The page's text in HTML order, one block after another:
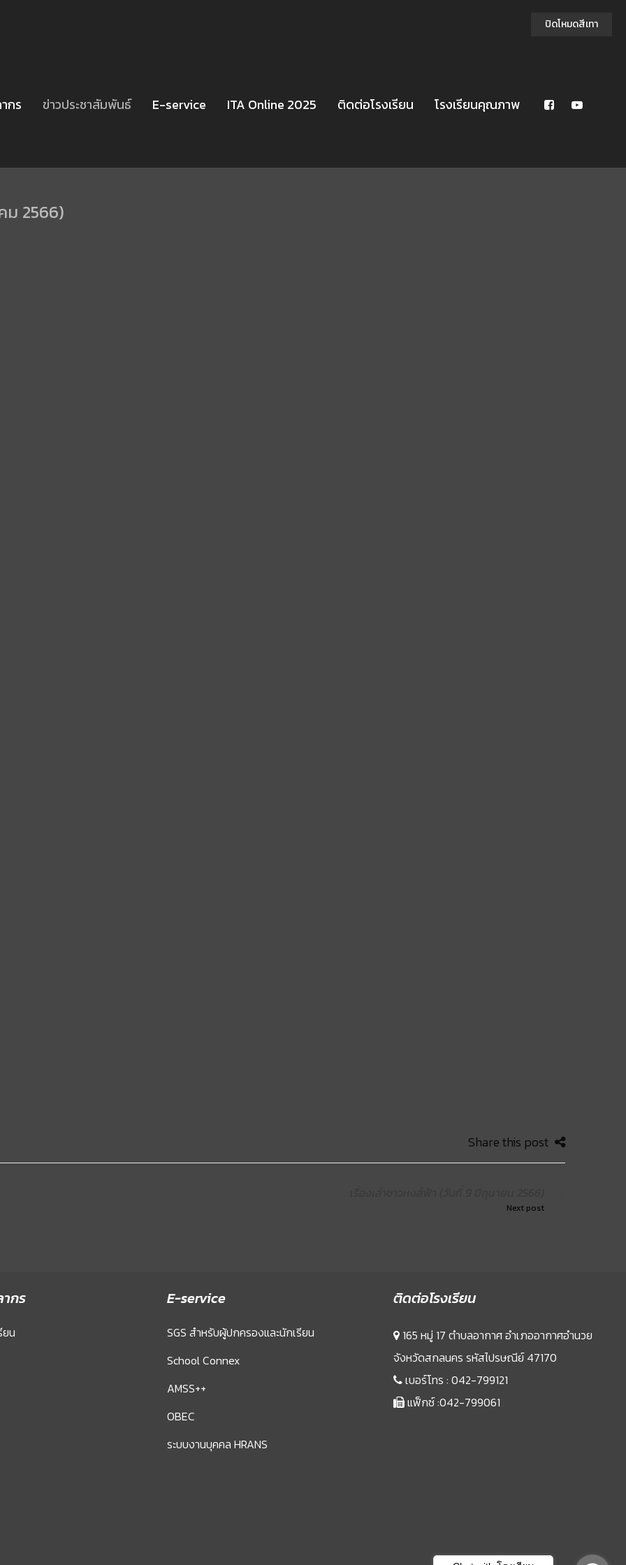
กร ข่าวประชาสัมพันธ์ E-service ITA Online 2025 ติดต่อโรงเรียน โรงเรียนคุณภาพ
ม 2566)
Share this post
Next post
กร
ยน
E-service
SGS สำหรับผู้ปกครองและนักเรียน
School Connex
AMSS++
OBEC
ระบบงานบุคคล HRANS
ติดต่อโรงเรียน
165 หมู่ 17 ตำบลอากาศ อำเภออากาศอำนวย
จังหวัดสกลนคร รหัสไปรษณีย์ 47170
เบอร์โทร : 042-799121
แฟ็กซ์ :042-799061
ปิดโหมดสีเทา